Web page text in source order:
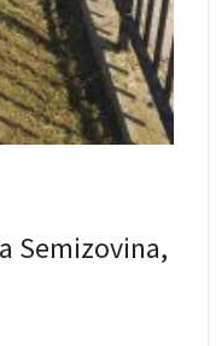
Semizovina,